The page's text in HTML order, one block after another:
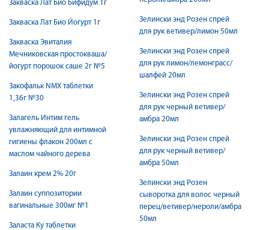
Закваска Лат Био Бифидум 1г
Закваска Лат Био Йогурт 1г
Закваска Эвиталия
Мечниковская простокваша/
йогурт порошок саше 2г №5
Закофальк NMX таблетки
1,36г №30
Залагель Интим гель
увлажняющий для интимной
гигиены флакон 200мл с
маслом чайного дерева
Залаин крем 2% 20г
Залаин суппозитории
вагинальные 300мг №1
Заласта Ку таблетки
Зелински энд Розен спрей
для рук ветивер/лимон 50мл
Зелински энд Розен спрей
для рук лимон/лемонграсс/
шалфей 20мл
Зелински энд Розен спрей
для рук черный ветивер/
амбра 20мл
Зелински энд Розен спрей
для рук черный ветивер/
амбра 50мл
Зелински энд Розен
сыворотка для волос черный
перец/ветивер/нероли/амбра
50мл